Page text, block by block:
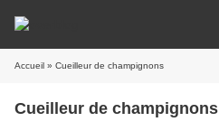
Accueil » Cueilleur de champignons
Cueilleur de champignons